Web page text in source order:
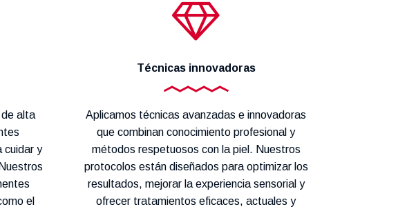
alta
cuidar y
el
Técnicas innovadoras
Aplicamos técnicas avanzadas e innovadoras
que combinan conocimiento profesional y
métodos respetuosos con la piel. Nuestros
protocolos están diseñados para optimizar los
resultados, mejorar la experiencia sensorial y
ofrecer tratamientos eficaces, actuales y